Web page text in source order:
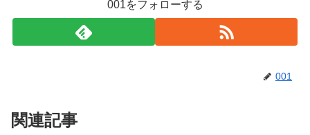
001をフォローする
001
関連記事